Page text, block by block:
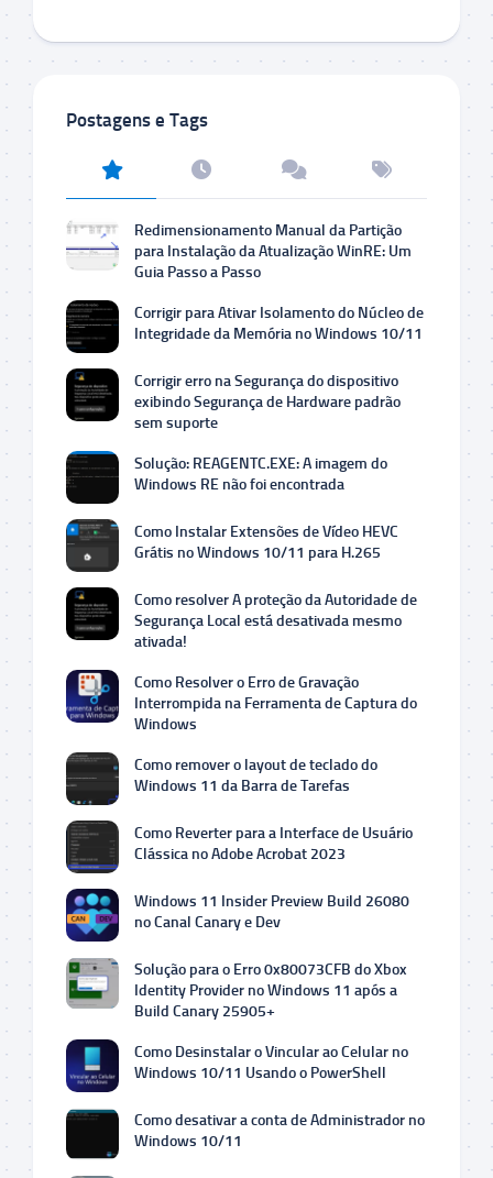
Postagens e Tags
Redimensionamento Manual da Partição
para Instalação da Atualização WinRE: Um
Guia Passo a Passo
Corrigir para Ativar Isolamento do Núcleo de
Integridade da Memória no Windows 10/11
Corrigir erro na Segurança do dispositivo
exibindo Segurança de Hardware padrão
sem suporte
Solução: REAGENTC.EXE: A imagem do
Windows RE não foi encontrada
Como Instalar Extensões de Vídeo HEVC
Grátis no Windows 10/11 para H.265
Como resolver A proteção da Autoridade de
Segurança Local está desativada mesmo
ativada!
Como Resolver o Erro de Gravação
Interrompida na Ferramenta de Captura do
Windows
Como remover o layout de teclado do
Windows 11 da Barra de Tarefas
Como Reverter para a Interface de Usuário
Clássica no Adobe Acrobat 2023
Windows 11 Insider Preview Build 26080
no Canal Canary e Dev
Solução para o Erro 0x80073CFB do Xbox
Identity Provider no Windows 11 após a
Build Canary 25905+
Como Desinstalar o Vincular ao Celular no
Windows 10/11 Usando o PowerShell
Como desativar a conta de Administrador no
Windows 10/11